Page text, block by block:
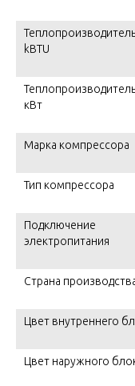
kBTU
кВт
Марка компрессора
Тип компрессора
Подключение
электропитания
Страна
Цвет внутреннего
Цвет наружного